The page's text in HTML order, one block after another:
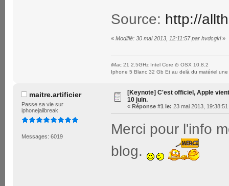
Source: http://
« Modifié: 30 mai 2013, 12:11:57 par hvdcgkl»
iMac 21 2.5GHz Intel Core i5 OSX 10.8.2
Iphone 5 Blanc 32 Gb Et au delà du matériel
maitre.artificier
Passe sa vie sur
iphonejailbreak
Messages: 6019
[Keynote] C'est officiel, Apple
10 juin.
« Réponse #1 le: 23 mai 2013, 19:38:51
Merci pour l'info
blog.